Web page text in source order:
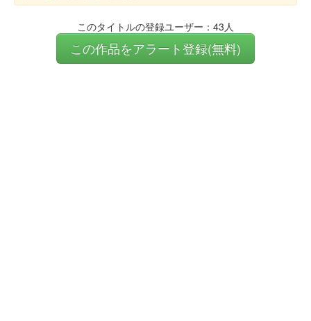
このタイトルの登録ユーザー：43人
この作品をアラート登録(無料)